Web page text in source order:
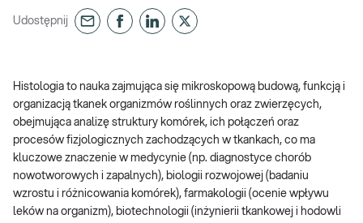
Udostępnij
Histologia to nauka zajmująca się mikroskopową budową, funkcją i
organizacją tkanek organizmów roślinnych oraz zwierzęcych,
obejmująca analizę struktury komórek, ich połączeń oraz
procesów fizjologicznych zachodzących w tkankach, co ma
kluczowe znaczenie w medycynie (np. diagnostyce chorób
nowotworowych i zapalnych), biologii rozwojowej (badaniu
wzrostu i różnicowania komórek), farmakologii (ocenie wpływu
leków na organizm), biotechnologii (inżynierii tkankowej i hodowli